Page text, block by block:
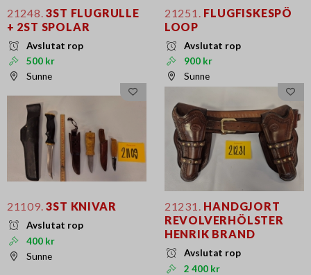
21248. 3ST FLUGRULLE
+ 2ST SPOLAR
Avslutat rop
500 kr
Sunne
21251.
FLUGFISKESPÖ
LOOP
Avslutat rop
900 kr
Sunne
21109. 3ST KNIVAR
Avslutat rop
400 kr
Sunne
21231. HANDGJORT
REVOLVERHÖLSTER
HENRIK BRAND
Avslutat rop
2 400 kr